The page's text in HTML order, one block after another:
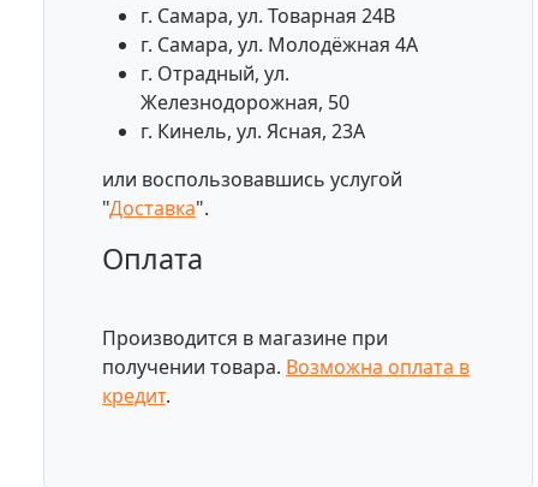
г. Самара, ул. Товарная 24В
г. Самара, ул. Молодёжная 4А
г. Отрадный, ул.
Железнодорожная, 50
г. Кинель, ул. Ясная, 23А
или воспользовавшись услугой
"Доставка".
Оплата
Производится в магазине при
получении товара. Возможна оплата в
кредит.